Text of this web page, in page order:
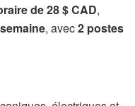
de 28 $ CAD,
, avec2 postes